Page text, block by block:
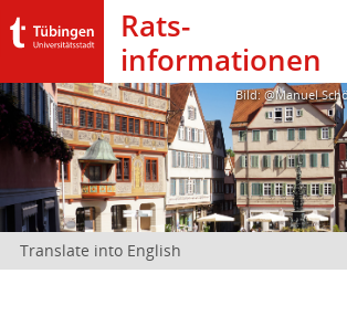
Rats­
informationen
Bild: @Manuel
Translate into English